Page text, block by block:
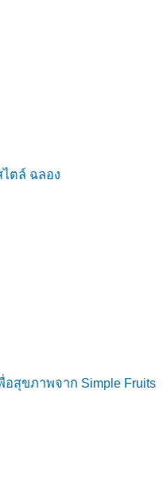
ตล์ ฉลอง
สุขภาพจาก Simple Fruits